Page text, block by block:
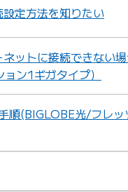
定方法を知りたい
ットに接続できない
ン1ギガタイプ）
順(BIGLOBE光/フレ